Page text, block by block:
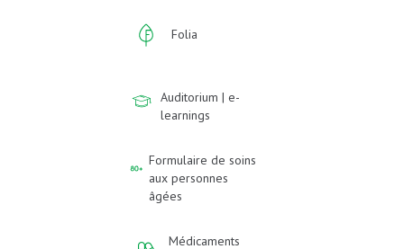
Folia
Auditorium | e-
learnings
Formulaire de soins
aux personnes
âgées
Médicaments